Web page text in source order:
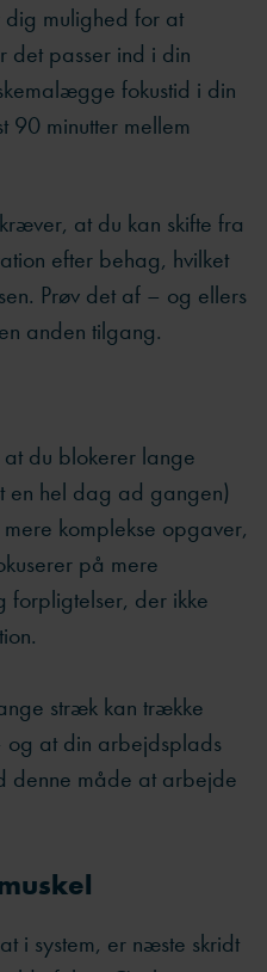
dig mulighed for at
det passer ind i din
fokustid i din
90 minutter mellem
at du kan skifte fra
efter behag, hvilket
Prøv det af – og ellers
anden tilgang.
du blokerer lange
en hel dag ad gangen)
komplekse opgaver,
på mere
der ikke
stræk kan trække
og at din arbejdsplads
denne måde at arbejde
i system, er næste skridt